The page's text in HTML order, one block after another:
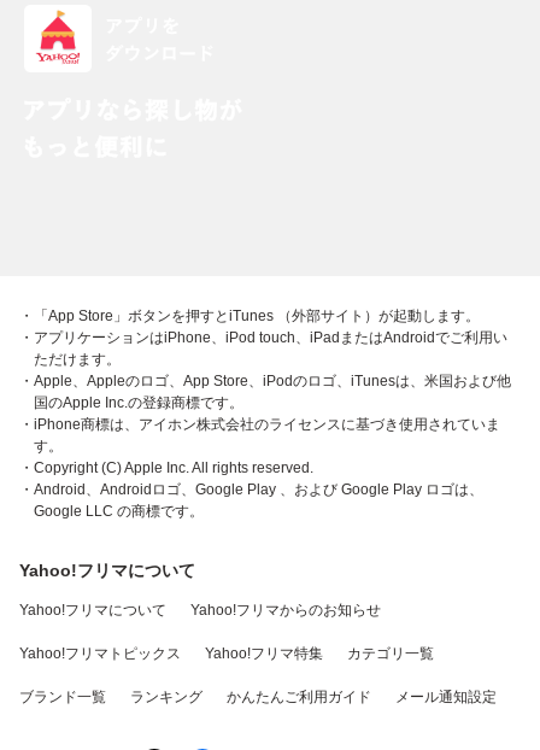
・「App Store」ボタンを押すとiTunes （外部サイト）が起動します。
・アプリケーションはiPhone、iPod touch、iPadまたはAndroidでご利用い
ただけます。
・Apple、Appleのロゴ、App Store、iPodのロゴ、iTunesは、米国および他
国のApple Inc.の登録商標です。
・iPhone商標は、アイホン株式会社のライセンスに基づき使用されていま
す。
・Copyright (C) Apple Inc. All rights reserved.
・Android、Androidロゴ、Google Play 、および Google Play ロゴは、
Google LLC の商標です。
Yahoo!フリマについて
Yahoo!フリマについて Yahoo!フリマからのお知らせ
Yahoo!フリマトピックス Yahoo!フリマ特集 カテゴリ一覧
ブランド一覧 ランキング かんたんご利用ガイド メール通知設定